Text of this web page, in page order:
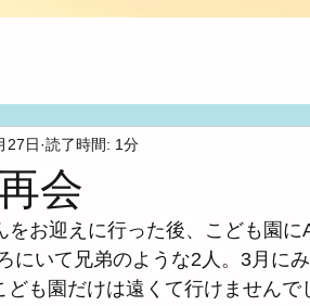
会
27日 読了時間: 1分
をお迎えに行った後、こども園
にいて兄弟のような2人。3月に
ども園だけは遠くて行けません